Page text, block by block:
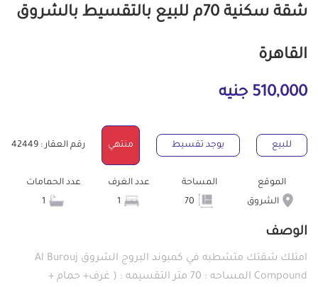
شقة سكنية 70م للبيع بالتقسيط بالشروق
القاهرة
510,000 جنيه
للبيع يوجد تقسيط منتهي رقم العقار : 42449
الموقع
الشروق
المساحة
عدد الغرف
عدد الحمامات
الوصف
امتلك شقتك متشطبه في كمبوند البروج الشروق Al Burouj
Compound المساحه : 70 متر التقسيمه : ( غرف+ حمام +